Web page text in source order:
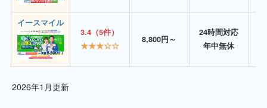
イースマイル
3.4（5件）
★★★☆☆
8,800円～
24時間対応
年中無休
2026年1月更新